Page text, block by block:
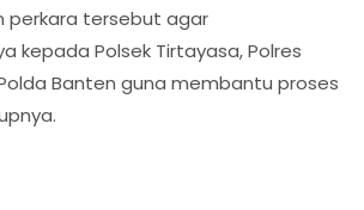
perkara tersebut agar
kepada Polsek Tirtayasa, Polres
Banten guna membantu proses